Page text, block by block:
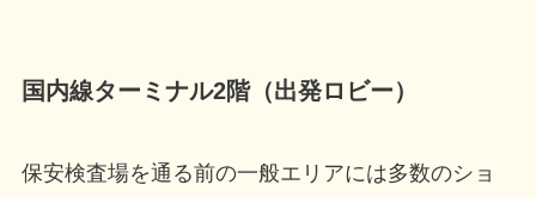
国内線ターミナル2階（出発ロビー）
保安検査場を通る前の一般エリアには多数のショ